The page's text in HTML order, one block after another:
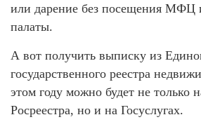
или дарение без посещения МФЦ
палаты.
А вот получить выписку из
государственного реестра
этом году можно будет не только
Росреестра, но и на Госуслугах.